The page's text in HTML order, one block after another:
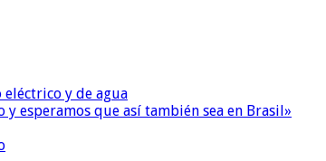
eléctrico y de agua
esperamos que así también sea en Brasil»